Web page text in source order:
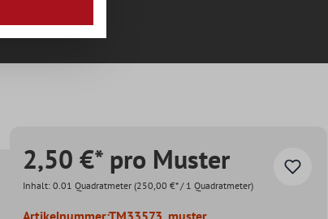
2,50 €* pro Muster
Inhalt: 0.01 Quadratmeter (250,00 €* / 1 Quadratmeter)
Artikelnummer:TM33573_muster